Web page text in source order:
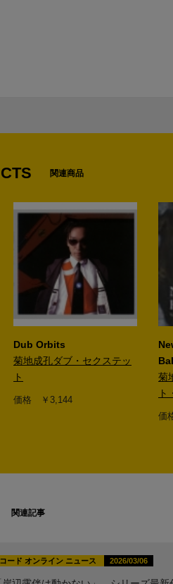
関連商品
Dub Orbits
菊地成孔ダブ・セクステッ
ト
価格 ￥3,144
菊
価
関連記事
ード オンライン ニュース 2026/03/06